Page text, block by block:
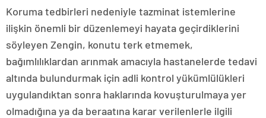
Koruma tedbirleri nedeniyle tazminat istemlerine
ilişkin önemli bir düzenlemeyi hayata geçirdiklerini
söyleyen Zengin, konutu terk etmemek,
bağımlılıklardan arınmak amacıyla hastanelerde tedavi
altında bulundurmak için adli kontrol yükümlülükleri
uygulandıktan sonra haklarında kovuşturulmaya yer
olmadığına ya da beraatına karar verilenlerle ilgili